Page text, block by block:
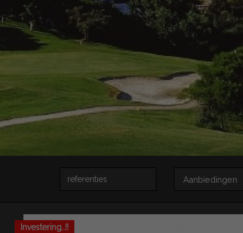
Aanbiedingen
Investering..!!